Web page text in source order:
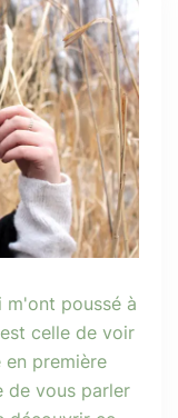
m'ont poussé à
celle de voir
première
de vous parler